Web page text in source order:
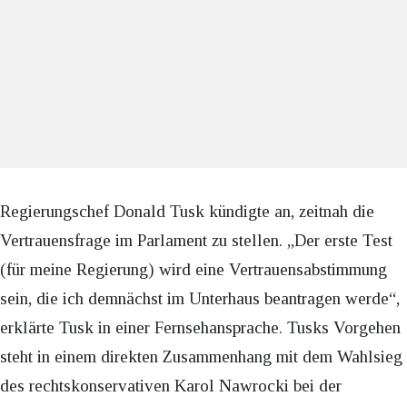
Regierungschef Donald Tusk kündigte an, zeitnah die
Vertrauensfrage im Parlament zu stellen. „Der erste Test
(für meine Regierung) wird eine Vertrauensabstimmung
sein, die ich demnächst im Unterhaus beantragen werde“,
erklärte Tusk in einer Fernsehansprache. Tusks Vorgehen
steht in einem direkten Zusammenhang mit dem Wahlsieg
des rechtskonservativen Karol Nawrocki bei der